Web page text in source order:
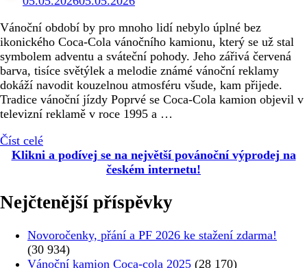
Vánoční období by pro mnoho lidí nebylo úplné bez
ikonického Coca-Cola vánočního kamionu, který se už stal
symbolem adventu a sváteční pohody. Jeho zářivá červená
barva, tisíce světýlek a melodie známé vánoční reklamy
dokáží navodit kouzelnou atmosféru všude, kam přijede.
Tradice vánoční jízdy Poprvé se Coca-Cola kamion objevil v
televizní reklamě v roce 1995 a …
Číst celé
Klikni a podívej se na největší povánoční výprodej na
českém internetu!
Nejčtenější příspěvky
Novoročenky, přání a PF 2026 ke stažení zdarma!
(30 934)
Vánoční kamion Coca-cola 2025 (28 170)